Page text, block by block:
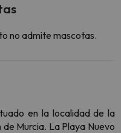
no admite mascotas.
en la localidad de la
Murcia. La Playa Nuevo